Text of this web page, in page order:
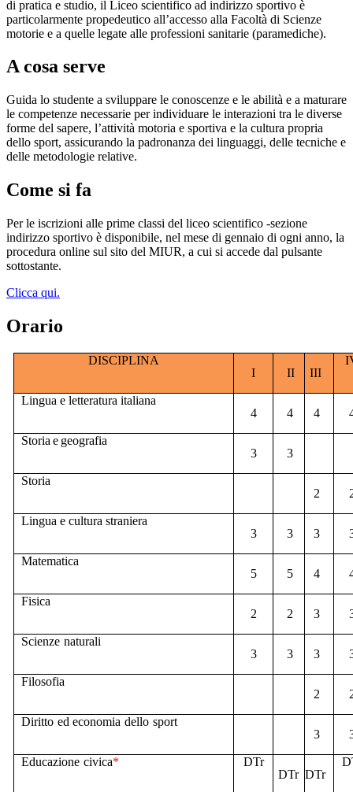
di pratica e studio, il Liceo scientifico ad indirizzo sportivo è
particolarmente propedeutico all’accesso alla Facoltà di Scienze
motorie e a quelle legate alle professioni sanitarie (paramediche).
A cosa serve
Guida lo studente a sviluppare le conoscenze e le abilità e a maturare
le competenze necessarie per individuare le interazioni tra le diverse
forme del sapere, l’attività motoria e sportiva e la cultura propria
dello sport, assicurando la padronanza dei linguaggi, delle tecniche e
delle metodologie relative.
Come si fa
Per le iscrizioni alle prime classi del liceo scientifico -sezione
indirizzo sportivo è disponibile, nel mese di gennaio di ogni anno, la
procedura online sul sito del MIUR, a cui si accede dal pulsante
sottostante.
Clicca qui.
Orario
DISCIPLINA
I
II III
Lingua e letteratura italiana
4
4 4
Storia e geografia
3
3
Storia
2
Lingua e cultura straniera
3
3 3
Matematica
5
5 4
Fisica
2
2 3
Scienze naturali
3
3 3
Filosofia
2
Diritto ed economia dello sport
3
Educazione civica*
DTr
DTr DTr